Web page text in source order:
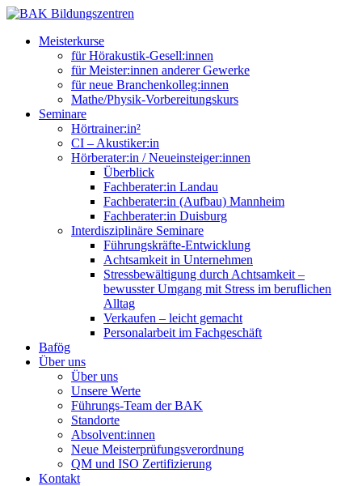
Meisterkurse
für Hörakustik-Gesell:innen
für Meister:innen anderer Gewerke
für neue Branchenkolleg:innen
Mathe/Physik-Vorbereitungskurs
Seminare
Hörtrainer:in²
CI – Akustiker:in
Hörberater:in / Neueinsteiger:innen
Überblick
Fachberater:in Landau
Fachberater:in (Aufbau) Mannheim
Fachberater:in Duisburg
Interdisziplinäre Seminare
Führungskräfte-Entwicklung
Achtsamkeit in Unternehmen
Stressbewältigung durch Achtsamkeit –
bewusster Umgang mit Stress im beruflichen
Alltag
Verkaufen – leicht gemacht
Personalarbeit im Fachgeschäft
Bafög
Über uns
Über uns
Unsere Werte
Führungs-Team der BAK
Standorte
Absolvent:innen
Neue Meisterprüfungsverordnung
QM und ISO Zertifizierung
Kontakt